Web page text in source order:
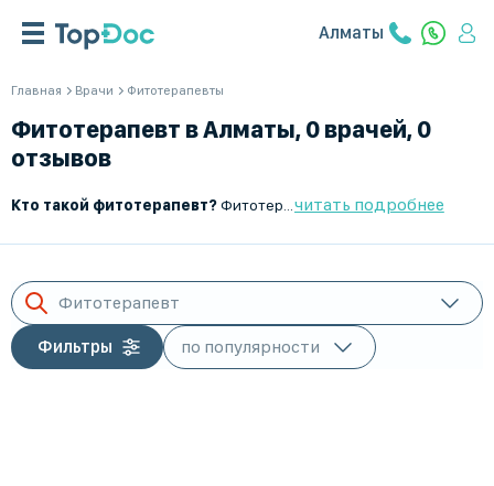
Алматы
Главная Врачи Фитотерапевты
Фитотерапевт в Алматы, 0 врачей, 0
отзывов
Кто такой фитотерапевт?Фитотерапевт — это специалист, который занимается лечением и профилактикой заболеваний с помощью лекарственных растений и растительных препаратов. Он применяет методы натуральной терапии для поддержания здоровья, повышения иммунитета и устранения хронических заболеваний без агрессивного медикаментозного вмешательства. читать подробнее
Фитотерапевт
Фильтры